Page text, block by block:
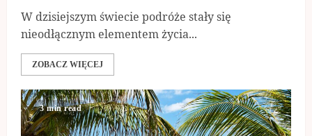
W dzisiejszym świecie podróże stały się
nieodłącznym elementem życia...
ZOBACZ WIĘCEJ
3 min read